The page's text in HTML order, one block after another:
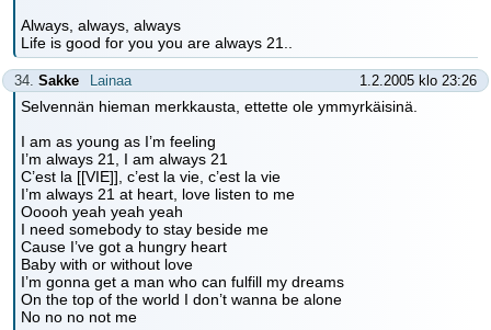
Always, always, always
Life is good for you you are always 21..
34. Sakke Lainaa 1.2.2005 klo 23:26
Selvennän hieman merkkausta, ettette ole ymmyrkäisinä.
I am as young as I’m feeling
I’m always 21, I am always 21
C’est la [[VIE]], c’est la vie, c’est la vie
I’m always 21 at heart, love listen to me
Ooooh yeah yeah yeah
I need somebody to stay beside me
Cause I’ve got a hungry heart
Baby with or without love
I’m gonna get a man who can fulfill my dreams
On the top of the world I don’t wanna be alone
No no no not me